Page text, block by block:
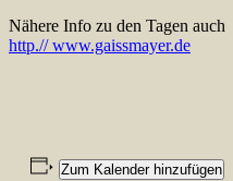
Nähere Info zu den Tagen auch
http.// www.gaissmayer.de
Zum Kalender hinzufügen